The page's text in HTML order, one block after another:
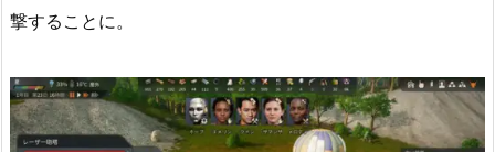
撃することに。